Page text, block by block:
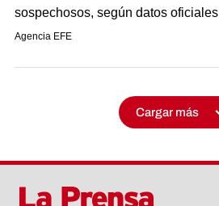
sospechosos, según datos oficiales
Agencia EFE
Cargar más